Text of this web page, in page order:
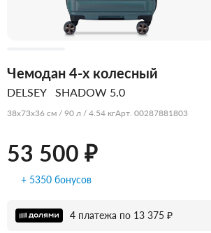
Чемодан 4-х колесный
DELSEY SHADOW 5.0
38x73x36 см / 90 л / 4.54 кгАрт. 00287881803
53 500 ₽
+ 5350 бонусов
4 платежа по 13 375 ₽